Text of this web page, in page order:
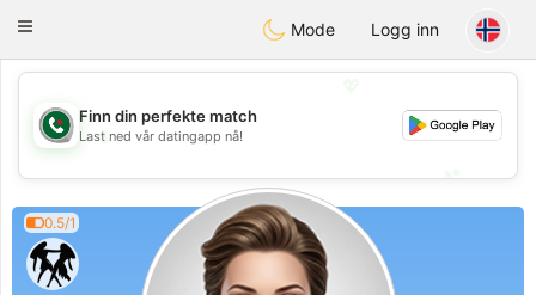
Weshrak
Toggle
Mode Logg inn
💖
💕
Finn din perfekte match
Last ned vår datingapp nå!
0.5/1